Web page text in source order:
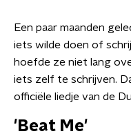
Een paar maanden
iets wilde doen of
hoefde ze niet lang
iets zelf te schrijven.
officiële liedje van de
'Beat Me'